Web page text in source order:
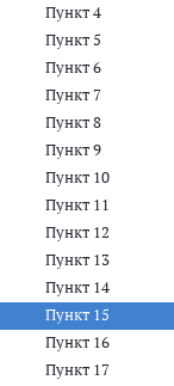
Пункт 4
Пункт 5
Пункт 6
Пункт 7
Пункт 8
Пункт 9
Пункт 10
Пункт 11
Пункт 12
Пункт 13
Пункт 14
Пункт 15
Пункт 16
Пункт 17